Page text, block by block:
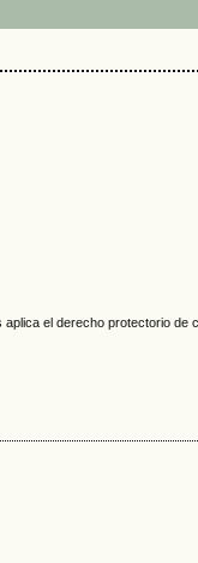
el derecho protectorio de